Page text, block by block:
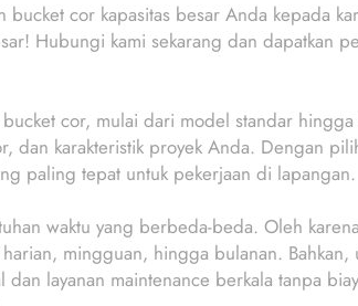
bucket cor kapasitas besar Anda kepada
Hubungi kami sekarang dan dapatkan
cor, mulai dari model standar
dan karakteristik proyek Anda. Dengan
paling tepat untuk pekerjaan di lapangan.
waktu yang berbeda-beda. Oleh
mingguan, hingga bulanan. Bahkan,
layanan maintenance berkala tanpa